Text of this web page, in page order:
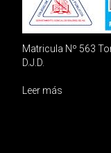
Matricula Nº 563
D.J.D.
Leer más